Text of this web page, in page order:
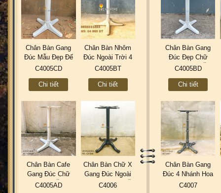
Chân Bàn Gang
Đúc Mẫu Đẹp Đế
Chữ Thập Thân
Điện Ngoài Trời
C4005CD
Chi tiết
Chân Bàn Nhôm
Đúc Ngoài Trời 4
Chân Chữ Thập -
Sạn C4005BT
C4005BT
Chi tiết
Chân Bàn Gang
Đúc Đẹp Chữ
Thập - Quán Ăn
Hcm C4005BD
C4005BD
Chi tiết
Chân Bàn Cafe
Gang Đúc Chữ
Thập Quán Ăn Trà
C4005AD
Chân Bàn Chữ X
Gang Đúc Ngoài
Trời Cafe Quán Ăn
C4006
Chân Bàn Gang
Đúc 4 Nhánh Hoa
Văn Sơn Tĩnh
C4007